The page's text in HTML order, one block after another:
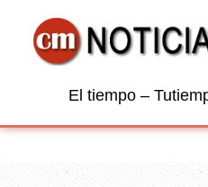
El tiempo –